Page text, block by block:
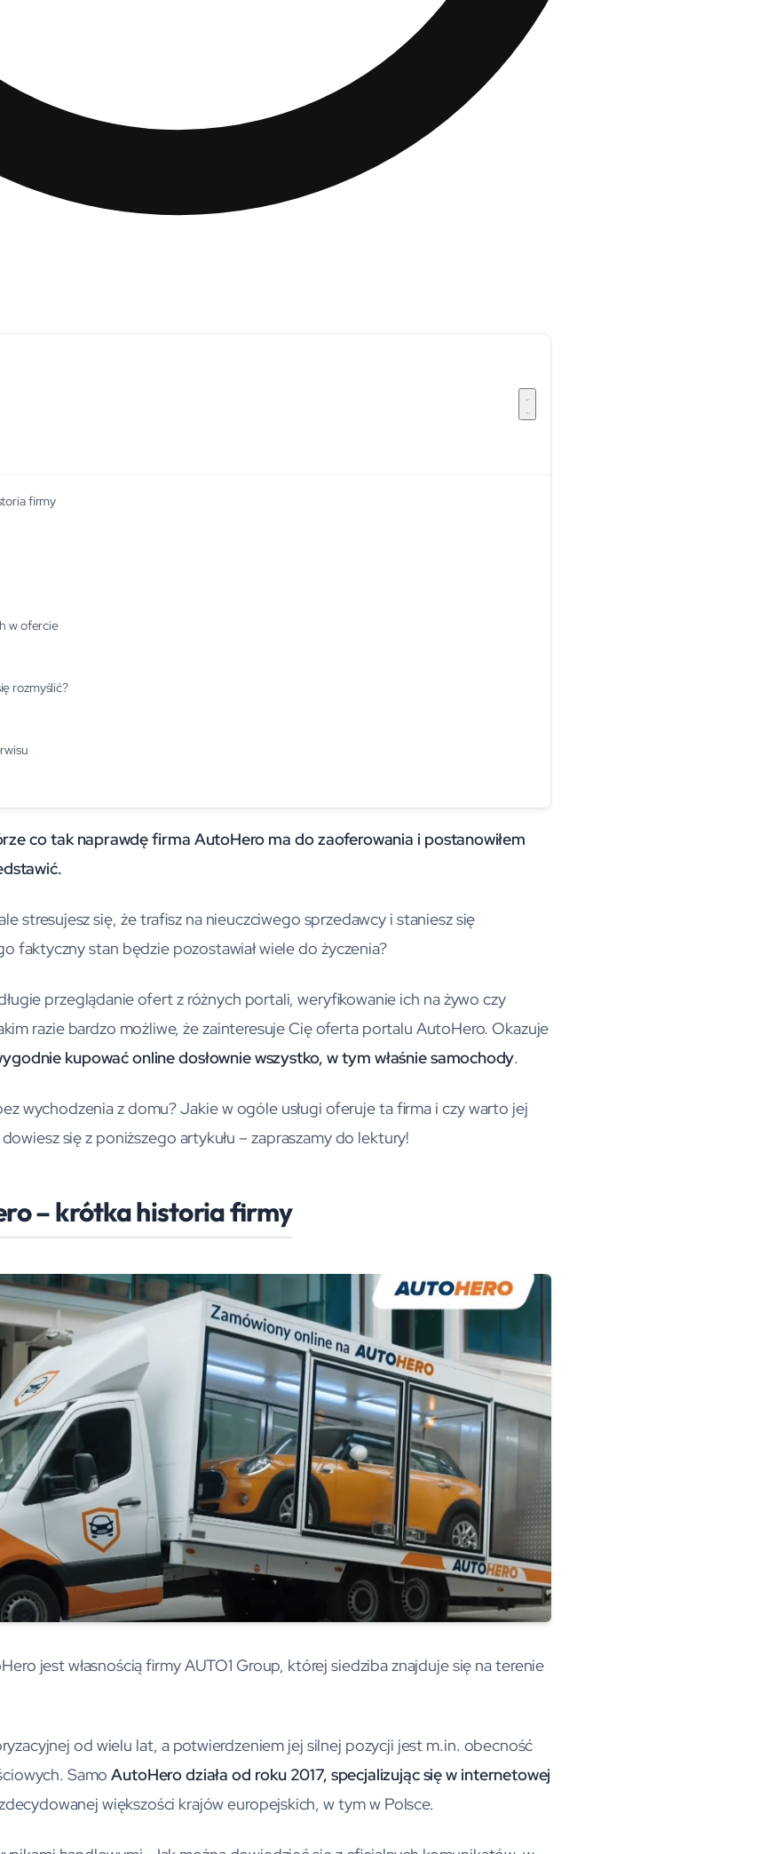
firmy
w ofercie
rozmyślić?
co tak naprawdę firma AutoHero ma do zaoferowania i postanowiłem
stresujesz się, że trafisz na nieuczciwego sprzedawcy i staniesz się
faktyczny stan będzie pozostawiał wiele do życzenia?
przeglądanie ofert z różnych portali, weryfikowanie ich na żywo czy
razie bardzo możliwe, że zainteresuje Cię oferta portalu AutoHero. Okazuje
kupować online dosłownie wszystko, w tym właśnie samochody.
wychodzenia z domu? Jakie w ogóle usługi oferuje ta firma i czy warto jej
się z poniższego artykułu – zapraszamy do lektury!
– krótka historia firmy
jest własnością firmy AUTO1 Group, której siedziba znajduje się na terenie
od wielu lat, a potwierdzeniem jej silnej pozycji jest m.in. obecność
SamoAutoHero działa od roku 2017, specjalizując się w internetowej
większości krajów europejskich, w tym w Polsce.